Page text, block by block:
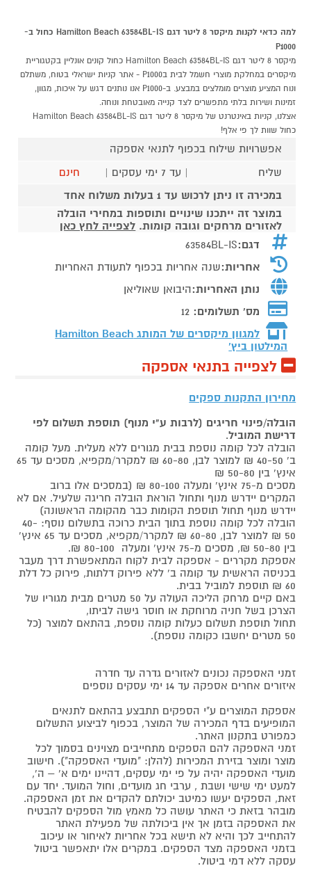
למה כדאי לקנות מיקסר 8 ליטר דגם Hamilton Beach 63584BL-IS כחול ב-
P1000
מיקסר 8 ליטר דגם Hamilton Beach 63584BL-IS כחול קונים אונליין בקטגוריית
מיקסרים במחלקת מוצרי חשמל לבית בP1000 - אתר קניות ישראלי בטוח, משתלם
ונוח המציע מוצרים מומלצים במבצע. ב-P1000 אנו נותנים דגש על איכות, מגוון,
זמינות ושירות בלתי מתפשרים לצד קנייה מאובטחת ונוחה.
אצלנו, קניות באינטרנט של מיקסר 8 ליטר דגם Hamilton Beach 63584BL-IS
כחול שוות לך פי אלף!
אפשרויות שילוח בכפוף לתנאי אספקה
שליח
| עד 7 ימי עסקים |
חינם
במכירה זו ניתן לרכוש עד 1 בעלות משלוח אחד
במוצר זה ייתכנו שינויים ותוספות במחירי הובלה
לאזורים מרחקים וגובה קומות. לצפייה לחץ כאן
דגם:63584BL-IS
אחריות:שנה אחריות בכפוף לתעודת האחריות
נותן האחריות:היבואן שאוליאן
מס' תשלומים: 12
למגוון מיקסרים של המותג Hamilton Beach
המילטון ביץ'
לצפייה בתנאי אספקה
מחירון התקנות ספקים
הובלה/פינוי חריגים (לרבות ע"י מנוף) תוספת תשלום לפי
דרישת המוביל.
הובלה לכל קומה נוספת בבית מגורים ללא מעלית. מעל קומה
ב' 40-50 ₪ למוצר לבן, 60-80 ₪ למקרר/מקפיא, מסכים עד 65
אינץ' בין 50-80 ₪
מסכים מ-75 אינץ' ומעלה 80-100 ₪ (במסכים אלו ברוב
המקרים יידרש מנוף ותחול הוראת הובלה חריגה שלעיל. אם לא
יידרש מנוף תחול תוספת הקומות כבר מהקומה הראשונה)
הובלה לכל קומה נוספת בתוך הבית כרוכה בתשלום נוסף: 40-
50 ₪ למוצר לבן, 60-80 ₪ למקרר/מקפיא, מסכים עד 65 אינץ'
בין 50-80 ₪, מסכים מ-75 אינץ' ומעלה 80-100 ₪.
אספקת מקררים - אספקה לבית לקוח המתאפשרת דרך מעבר
בכניסה הראשית עד קומה ב' ללא פירוק דלתות, פירוק כל דלת
60 ₪ תוספת למוביל בבית.
באם קיים מרחק הליכה העולה על 50 מטרים מבית מגוריו של
הצרכן בשל חניה מרוחקת או חוסר גישה לביתו,
תחול תוספת תשלום כעלות קומה נוספת, בהתאם למוצר (כל
50 מטרים יחשבו כקומה נוספת).
זמני האספקה נכונים לאזורים גדרה עד חדרה
איזורים אחרים אספקה עד 14 ימי עסקים נוספים
אספקת המוצרים ע"י הספקים תתבצע בהתאם לתנאים
המופיעים בדף המכירה של המוצר, בכפוף לביצוע התשלום
כמפורט בתקנון האתר.
זמני האספקה להם הספקים מתחייבים מצוינים בסמוך לכל
מוצר ומוצר בזירת המכירות (להלן: "מועדי האספקה"). חישוב
מועדי האספקה יהיה על פי ימי עסקים, דהיינו ימים א' – ה',
למעט ימי שישי ושבת , ערבי חג מועדים, וחול המועד. יחד עם
זאת, הספקים יעשו כמיטב יכולתם להקדים את זמן האספקה.
מובהר בזאת כי האתר עושה כל מאמץ מול הספקים להבטיח
את האספקה בזמן אך אין ביכולתה של מפעילת האתר
להתחייב לכך והיא לא תישא בכל אחריות לאיחור או עיכוב
בזמני האספקה מצד הספקים. במקרים אלו יתאפשר ביטול
עסקה ללא דמי ביטול.